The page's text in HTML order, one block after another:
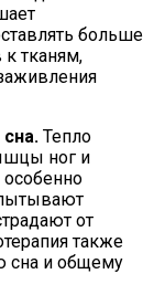
больше
к тканям,
Тепло
ног и
от
также
сна и общему